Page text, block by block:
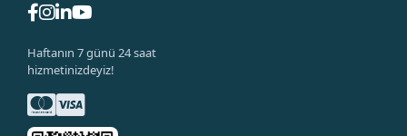
Haftanın 7 günü 24 saat
hizmetinizdeyiz!